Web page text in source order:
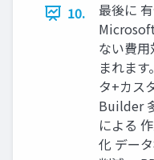
10.
最後に
ない費
まれま
タ+カス
Builder
による
化 デー